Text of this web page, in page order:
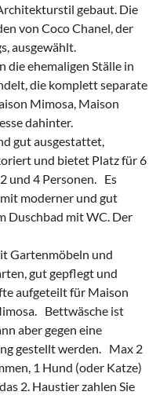
gebaut. Die
von Coco Chanel, der
ausgewählt.
die ehemaligen Ställe in
die komplett separate
Mimosa, Maison
dahinter.
gut ausgestattet,
und bietet Platz für 6
und 4 Personen. Es
moderner und gut
Duschbad mit WC. Der
Gartenmöbeln und
gut gepflegt und
aufgeteilt für Maison
Bettwäsche ist
aber gegen eine
gestellt werden. Max 2
1 Hund (oder Katze)
2. Haustier zahlen Sie